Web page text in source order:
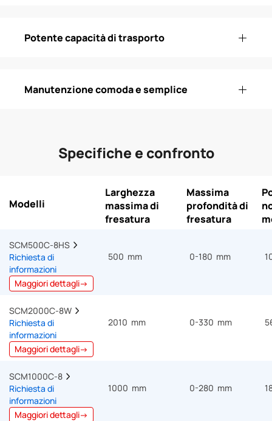
Potente capacità di trasporto
Manutenzione comoda e semplice
Specifiche e confronto
Modelli
Larghezza
massima di
fresatura
Massima
profondità di
fresatura
SCM500C-8HS
Richiesta di
informazioni
Maggiori dettagli→
500 mm 0-180 mm
SCM2000C-8W
Richiesta di
informazioni
Maggiori dettagli→
2010 mm 0-330 mm
SCM1000C-8
Richiesta di
informazioni
Maggiori dettagli→
1000 mm 0-280 mm